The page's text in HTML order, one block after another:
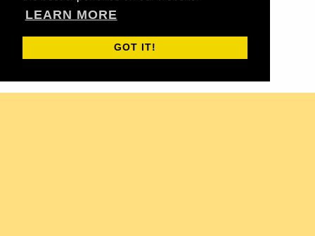
LEARN MORE
GOT IT!